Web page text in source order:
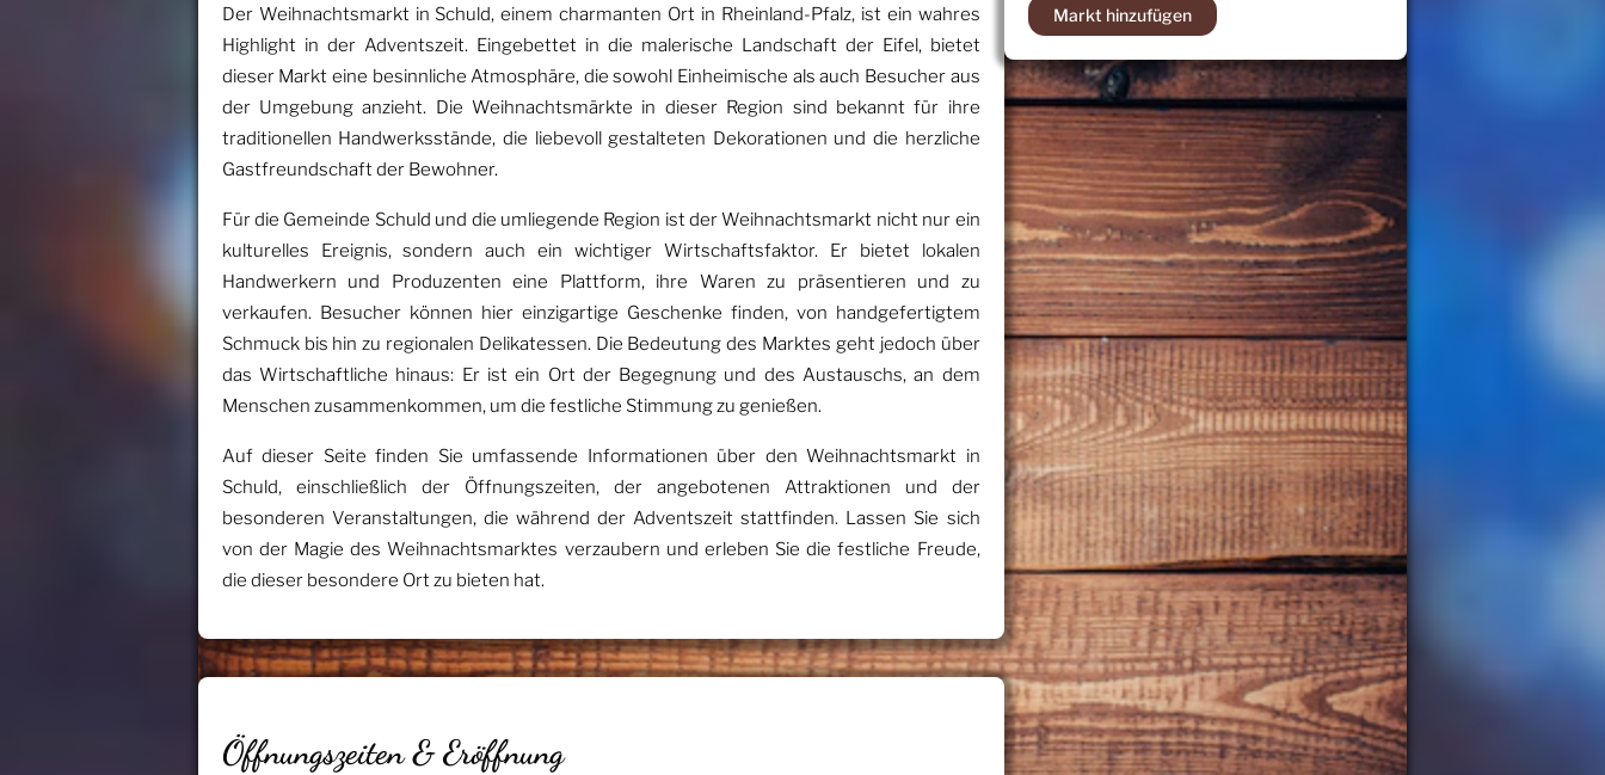
Der Weihnachtsmarkt in Schuld, einem charmanten Ort in Rheinland-Pfalz, ist ein wahres
Highlight in der Adventszeit. Eingebettet in die malerische Landschaft der Eifel, bietet
dieser Markt eine besinnliche Atmosphäre, die sowohl Einheimische als auch Besucher aus
der Umgebung anzieht. Die Weihnachtsmärkte in dieser Region sind bekannt für ihre
traditionellen Handwerksstände, die liebevoll gestalteten Dekorationen und die herzliche
Gastfreundschaft der Bewohner.
Für die Gemeinde Schuld und die umliegende Region ist der Weihnachtsmarkt nicht nur ein
kulturelles Ereignis, sondern auch ein wichtiger Wirtschaftsfaktor. Er bietet lokalen
Handwerkern und Produzenten eine Plattform, ihre Waren zu präsentieren und zu
verkaufen. Besucher können hier einzigartige Geschenke finden, von handgefertigtem
Schmuck bis hin zu regionalen Delikatessen. Die Bedeutung des Marktes geht jedoch über
das Wirtschaftliche hinaus: Er ist ein Ort der Begegnung und des Austauschs, an dem
Menschen zusammenkommen, um die festliche Stimmung zu genießen.
Auf dieser Seite finden Sie umfassende Informationen über den Weihnachtsmarkt in
Schuld, einschließlich der Öffnungszeiten, der angebotenen Attraktionen und der
besonderen Veranstaltungen, die während der Adventszeit stattfinden. Lassen Sie sich
von der Magie des Weihnachtsmarktes verzaubern und erleben Sie die festliche Freude,
die dieser besondere Ort zu bieten hat.
Öffnungszeiten & Eröffnung
Markt hinzufügen